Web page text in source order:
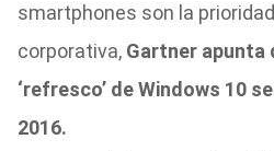
smartphones son la
corporativa, Gartner apunta
‘refresco’ de Windows 10
2016.